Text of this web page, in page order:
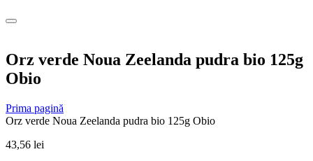
Orz verde Noua Zeelanda pudra bio 125g
Obio
Prima pagină
Orz verde Noua Zeelanda pudra bio 125g Obio
43,56 lei